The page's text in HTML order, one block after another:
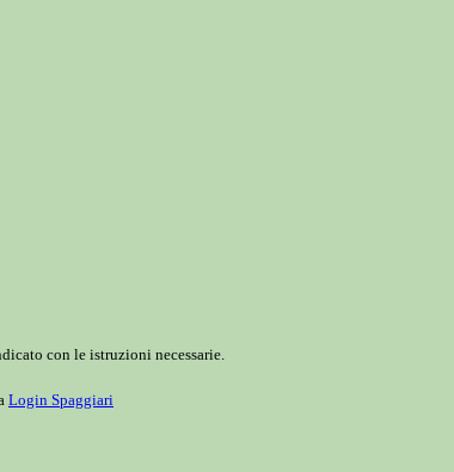
con le istruzioni necessarie.
Login Spaggiari